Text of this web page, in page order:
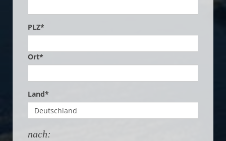
PLZ*
Ort*
Land*
nach: